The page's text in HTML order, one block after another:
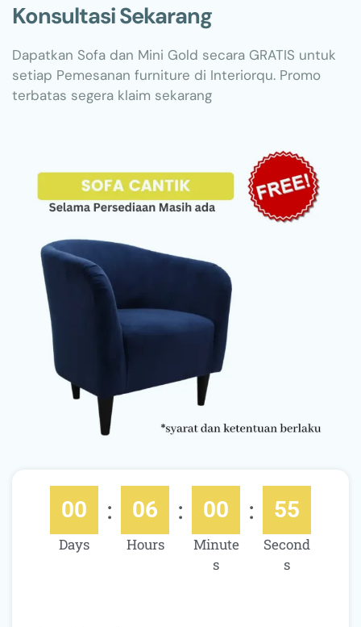
Konsultasi Sekarang
Dapatkan Sofa dan Mini Gold secara GRATIS untuk
setiap Pemesanan furniture di Interiorqu. Promo
terbatas segera klaim sekarang
00 :
Days
06 :
Hours
00 :
Minute
s
53
Second
s